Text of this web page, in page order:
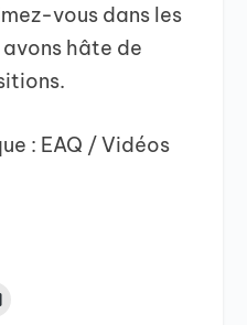
vous dans les
hâte de
: EAQ / Vidéos